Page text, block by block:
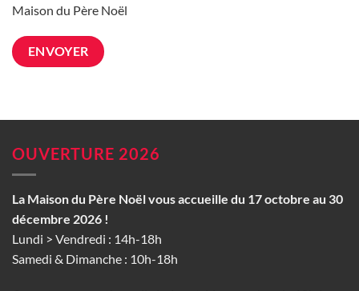
Maison du Père Noël
OUVERTURE 2026
La Maison du Père Noël vous accueille du 17 octobre au 30
décembre 2026 !
Lundi > Vendredi : 14h-18h
Samedi & Dimanche : 10h-18h